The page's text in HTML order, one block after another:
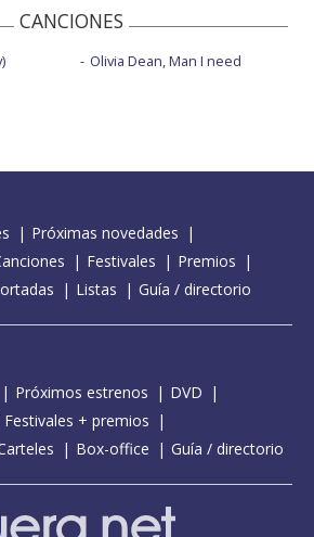
CANCIONES
Olivia Dean, Man I need
Próximas novedades
Festivales
Premios
Listas Guía / directorio
Próximos estrenos
DVD
Festivales + premios
Box-office Guía / directorio